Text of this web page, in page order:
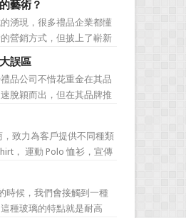
管理系統，提高企業的生
的效率。它具有結構性、
藝術？
湧現，很多禮品企業都懂
營銷方式，但披上了嶄新
魂。要知道，營銷真正的
，而是將品牌印到消費者
，並不是一朝一夕的事
誤區
品公司不惜花重金在其品
脫穎而出，但在其品牌推
品企業走入了幾大誤區而
誤區有： 誤區一：不清
品企業在推廣品牌之前，
致力為客戶提供不同種類
， 運動 Polo 恤衫，宣傳
)，從公司員工制服，到不
以為客戶度身...
時候，我們會接觸到一種
種玻璃的特點就是耐高